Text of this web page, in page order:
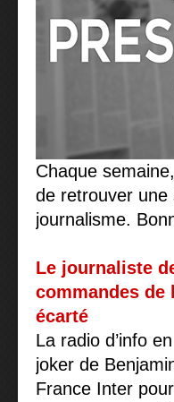
Chaque
de retrouver une
journalisme.
Le journaliste
commandes de
écarté
La radio d’info
joker de
France Inter